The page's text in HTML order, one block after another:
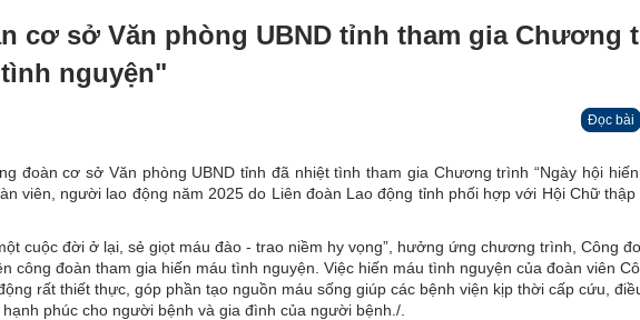
cơ sở Văn phòng UBND tỉnh tham gia Chương
nguyện"
Đọc bài
đoàn cơ sở Văn phòng UBND tỉnh đã nhiệt tình tham gia Chương trình “Ngày hội
viên, người lao động năm 2025 do Liên đoàn Lao động tỉnh phối hợp với Hội Chữ
cuộc đời ở lại, sẻ giọt máu đào - trao niềm hy vọng”, hưởng ứng chương trình, Công
công đoàn tham gia hiến máu tình nguyện. Việc hiến máu tình nguyện của đoàn viên
rất thiết thực, góp phần tạo nguồn máu sống giúp các bệnh viện kịp thời cấp cứu,
phúc cho người bệnh và gia đình của người bệnh./.